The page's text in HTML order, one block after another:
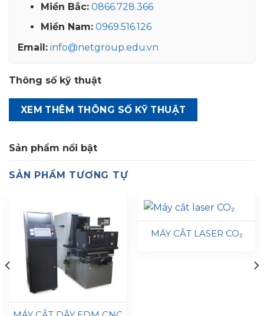
Miền Bắc: 0866.728.366
Miền Nam: 0969.516.126
Email: info@netgroup.edu.vn
Thông số kỹ thuật
XEM THÊM THÔNG SỐ KỸ THUẬT
Sản phẩm nổi bật
SẢN PHẨM TƯƠNG TỰ
MÁY CẮT LASER CO₂